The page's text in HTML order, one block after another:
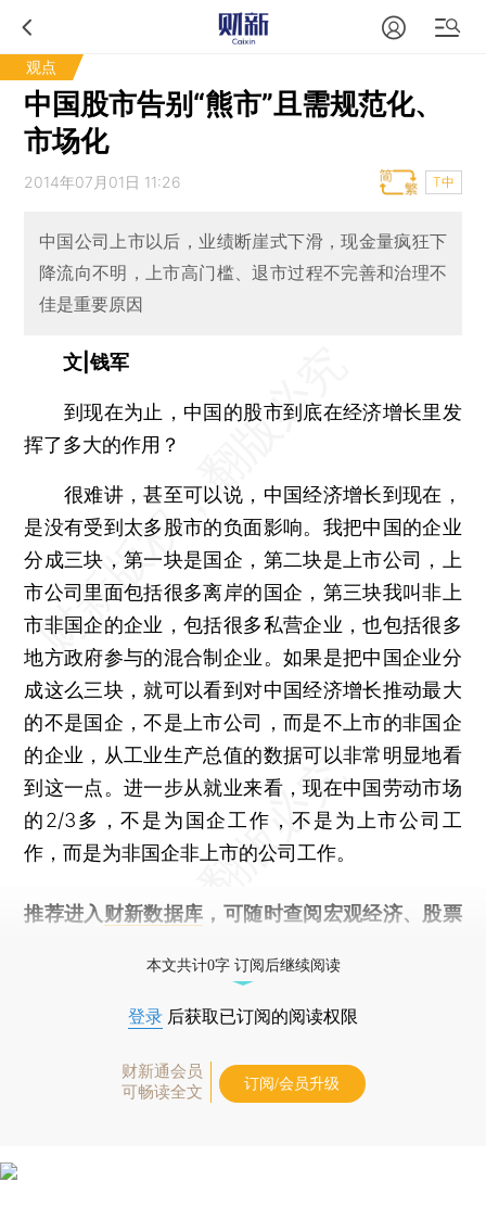
观点
中国股市告别“熊市”且需规范化、
市场化
2014年07月01日 11:26 T中
中国公司上市以后，业绩断崖式下滑，现金量疯狂下
降流向不明，上市高门槛、退市过程不完善和治理不
佳是重要原因
文|钱军
到现在为止，中国的股市到底在经济增长里发
挥了多大的作用？
很难讲，甚至可以说，中国经济增长到现在，
是没有受到太多股市的负面影响。我把中国的企业
分成三块，第一块是国企，第二块是上市公司，上
市公司里面包括很多离岸的国企，第三块我叫非上
市非国企的企业，包括很多私营企业，也包括很多
地方政府参与的混合制企业。如果是把中国企业分
成这么三块，就可以看到对中国经济增长推动最大
的不是国企，不是上市公司，而是不上市的非国企
的企业，从工业生产总值的数据可以非常明显地看
到这一点。进一步从就业来看，现在中国劳动市场
的2/3多，不是为国企工作，不是为上市公司工
作，而是为非国企非上市的公司工作。
推荐进入 财新数据库 ，可随时查阅宏观经济、股票
本文共计0字 订阅后继续阅读
登录 后获取已订阅的阅读权限
财新通会员
可畅读全文
订阅/会员升级